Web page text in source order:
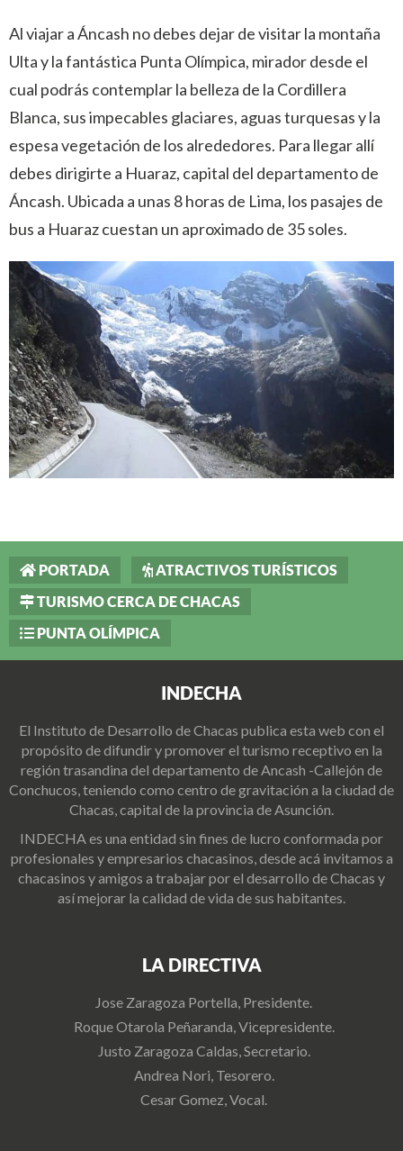
Al viajar a Áncash no debes dejar de visitar la montaña
Ulta y la fantástica Punta Olímpica, mirador desde el
cual podrás contemplar la belleza de la Cordillera
Blanca, sus impecables glaciares, aguas turquesas y la
espesa vegetación de los alrededores. Para llegar allí
debes dirigirte a Huaraz, capital del departamento de
Áncash. Ubicada a unas 8 horas de Lima, los pasajes de
bus a Huaraz cuestan un aproximado de 35 soles.
PORTADA
ATRACTIVOS TURÍSTICOS
TURISMO CERCA DE CHACAS
PUNTA OLÍMPICA
INDECHA
El Instituto de Desarrollo de Chacas publica esta web con el
propósito de difundir y promover el turismo receptivo en la
región trasandina del departamento de Ancash -Callejón de
Conchucos, teniendo como centro de gravitación a la ciudad de
Chacas, capital de la provincia de Asunción.
INDECHA es una entidad sin fines de lucro conformada por
profesionales y empresarios chacasinos, desde acá invitamos a
chacasinos y amigos a trabajar por el desarrollo de Chacas y
así mejorar la calidad de vida de sus habitantes.
LA DIRECTIVA
Jose Zaragoza Portella, Presidente.
Roque Otarola Peñaranda, Vicepresidente.
Justo Zaragoza Caldas, Secretario.
Andrea Nori, Tesorero.
Cesar Gomez, Vocal.